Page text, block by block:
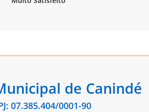
de Canindé
07.385.404/0001-90